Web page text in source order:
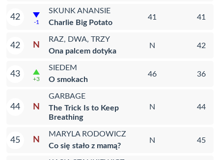
42
-1
SKUNK ANANSIE
Charlie Big Potato
41 41
42 N
RAZ, DWA, TRZY
Ona palcem dotyka
N 42
43
+3
SIEDEM
O smokach
46 36
44 N
GARBAGE
The Trick Is to Keep
Breathing
N 44
45 N
MARYLA RODOWICZ
Co się stało z mamą?
N 45